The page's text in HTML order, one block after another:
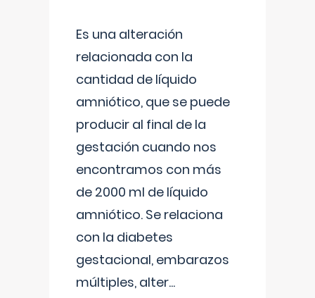
Es una alteración
relacionada con la
cantidad de líquido
amniótico, que se puede
producir al final de la
gestación cuando nos
encontramos con más
de 2000 ml de líquido
amniótico. Se relaciona
con la diabetes
gestacional, embarazos
múltiples, alter...